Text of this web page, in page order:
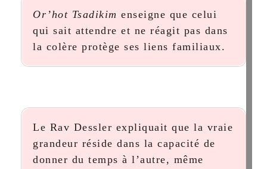
Or’hot Tsadikim enseigne que celui
qui sait attendre et ne réagit pas dans
la colère protège ses liens familiaux.
Le Rav Dessler expliquait que la vraie
grandeur réside dans la capacité de
donner du temps à l’autre, même